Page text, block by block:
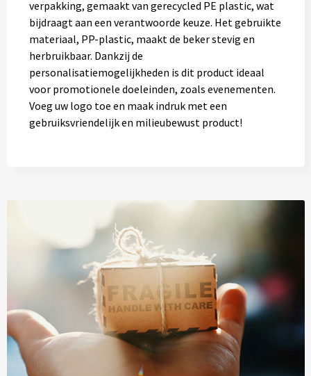
verpakking, gemaakt van gerecycled PE plastic, wat
bijdraagt aan een verantwoorde keuze. Het gebruikte
materiaal, PP-plastic, maakt de beker stevig en
herbruikbaar. Dankzij de
personalisatiemogelijkheden is dit product ideaal
voor promotionele doeleinden, zoals evenementen.
Voeg uw logo toe en maak indruk met een
gebruiksvriendelijk en milieubewust product!